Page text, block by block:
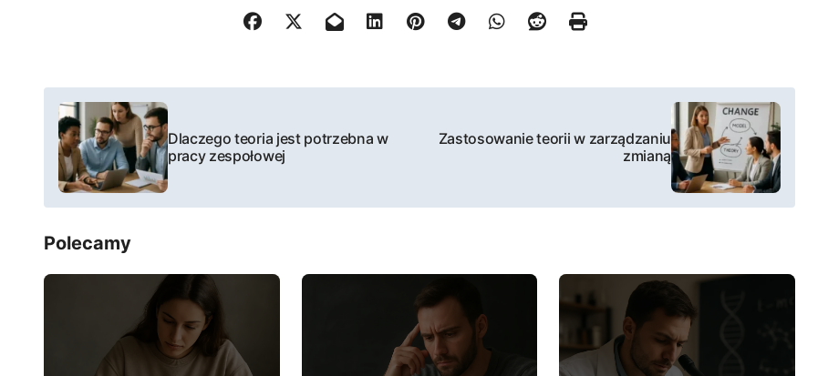
N
w
i
g
a
Dlaczego teoria jest potrzebna w
pracy zespołowej
Zastosowanie teorii w zarządzaniu
zmianą
Polecamy